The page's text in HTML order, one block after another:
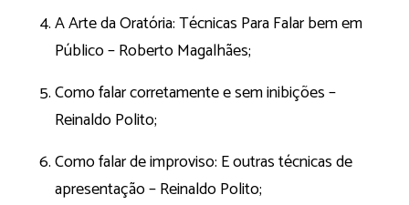
A Arte da Oratória: Técnicas Para Falar bem em
Público – Roberto Magalhães;
Como falar corretamente e sem inibições –
Reinaldo Polito;
Como falar de improviso: E outras técnicas de
apresentação – Reinaldo Polito;